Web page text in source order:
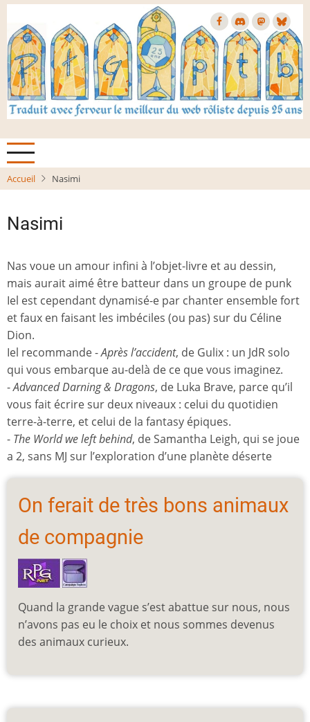
Aller
contenu
principal
Accueil Nasimi
Nasimi
Nas voue un amour infini à l’objet-livre et au dessin,
mais aurait aimé être batteur dans un groupe de punk
Iel est cependant dynamisé-e par chanter ensemble fort
et faux en faisant les imbéciles (ou pas) sur du Céline
Dion.
Iel recommande -Après l’accident, de Gulix : un JdR solo
qui vous embarque au-delà de ce que vous imaginez.
-Advanced Darning & Dragons, de Luka Brave, parce qu’il
vous fait écrire sur deux niveaux : celui du quotidien
terre-à-terre, et celui de la fantasy épiques.
- The World we left behind, de Samantha Leigh, qui se joue
a 2, sans MJ sur l’exploration d’une planète déserte
On ferait de très bons animaux
de compagnie
Quand la grande vague s’est abattue sur nous, nous
n’avons pas eu le choix et nous sommes devenus
des animaux curieux.